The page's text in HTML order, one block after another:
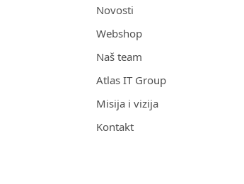
Novosti
Webshop
Naš team
Atlas IT Group
Misija i vizija
Kontakt